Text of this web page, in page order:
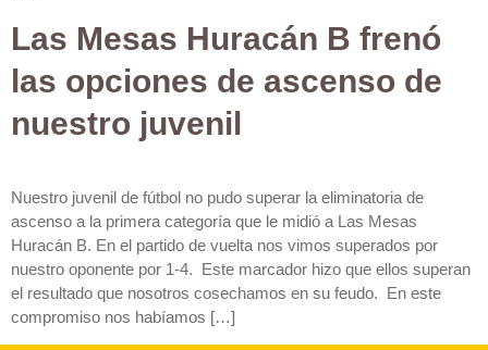
Las Mesas Huracán B frenó
las opciones de ascenso de
nuestro juvenil
Nuestro juvenil de fútbol no pudo superar la eliminatoria de
ascenso a la primera categoría que le midió a Las Mesas
Huracán B. En el partido de vuelta nos vimos superados por
nuestro oponente por 1-4. Este marcador hizo que ellos superan
el resultado que nosotros cosechamos en su feudo. En este
compromiso nos habíamos […]